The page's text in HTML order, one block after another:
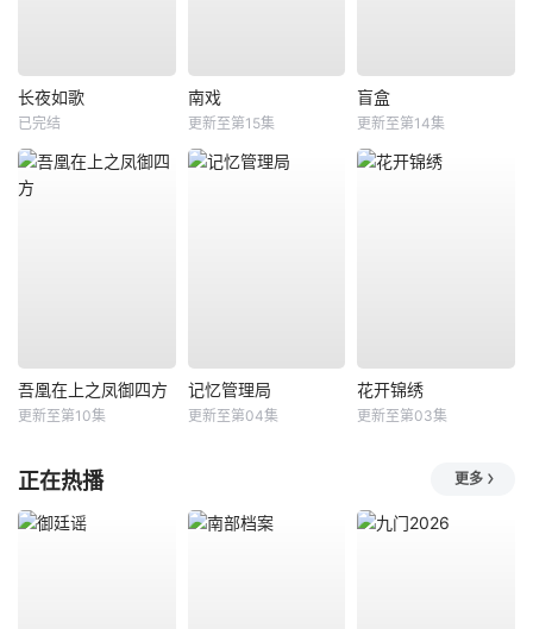
长夜如歌
已完结
南戏
更新至第15集
盲盒
更新至第14集
吾凰在上之凤御四方
更新至第10集
记忆管理局
更新至第04集
花开锦绣
更新至第03集
正在热播 更多